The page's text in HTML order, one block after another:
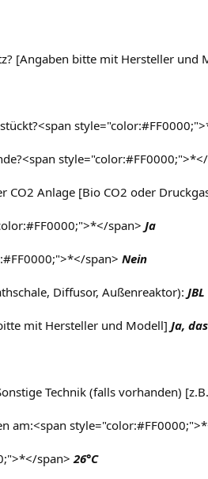
[Angaben bitte mit Hersteller
Anlage [Bio CO2 oder
span> Ja
span> Nein
Diffusor, Außenreaktor):
mit Hersteller und Modell] Ja,
Technik (falls vorhanden)
am:<span
span> 26°C